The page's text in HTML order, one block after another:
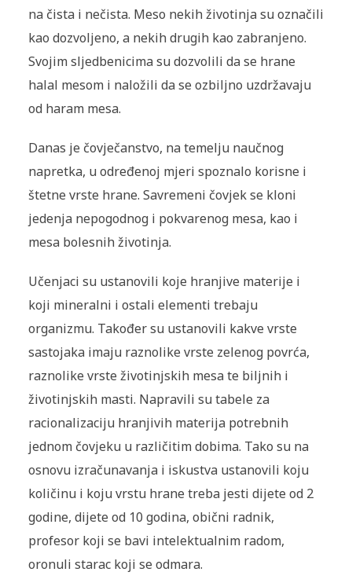
na čista i nečista. Meso nekih životinja su označili
kao dozvoljeno, a nekih drugih kao zabranjeno.
Svojim sljedbenicima su dozvolili da se hrane
halal mesom i naložili da se ozbiljno uzdržavaju
od haram mesa.
Danas je čovječanstvo, na temelju naučnog
napretka, u određenoj mjeri spoznalo korisne i
štetne vrste hrane. Savremeni čovjek se kloni
jedenja nepogodnog i pokvarenog mesa, kao i
mesa bolesnih životinja.
Učenjaci su ustanovili koje hranjive materije i
koji mineralni i ostali elementi trebaju
organizmu. Također su ustanovili kakve vrste
sastojaka imaju raznolike vrste zelenog povrća,
raznolike vrste životinjskih mesa te biljnih i
životinjskih masti. Napravili su tabele za
racionalizaciju hranjivih materija potrebnih
jednom čovjeku u različitim dobima. Tako su na
osnovu izračunavanja i iskustva ustanovili koju
količinu i koju vrstu hrane treba jesti dijete od 2
godine, dijete od 10 godina, obični radnik,
profesor koji se bavi intelektualnim radom,
oronuli starac koji se odmara.